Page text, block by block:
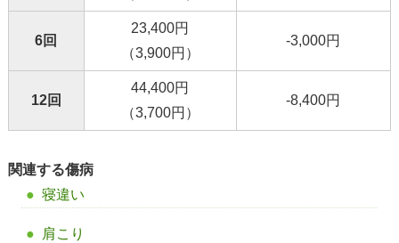
6回
23,400円
（3,900円）
-3,000円
12回
44,400円
（3,700円）
-8,400円
関連する傷病
寝違い
肩こり